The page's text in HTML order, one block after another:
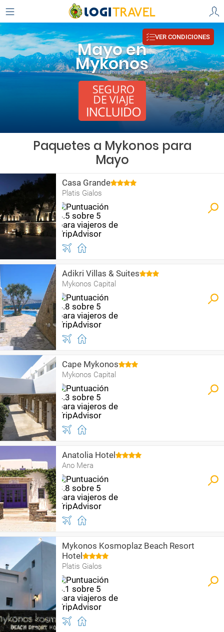
Mayo en
Mykonos
VER CONDICIONES
Paquetes a Mykonos para
Mayo
Casa Grande
Platis Gialos
Adikri Villas & Suites
Mykonos Capital
Cape Mykonos
Mykonos Capital
Anatolia Hotel
Ano Mera
Mykonos Kosmoplaz Beach Resort
Hotel
Platis Gialos